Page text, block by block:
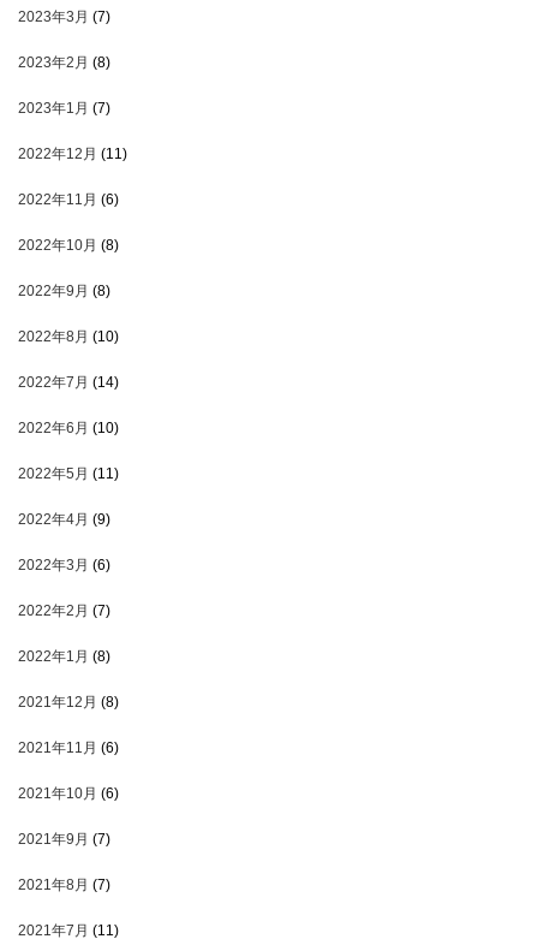
2023年3月 (7)
2023年2月 (8)
2023年1月 (7)
2022年12月 (11)
2022年11月 (6)
2022年10月 (8)
2022年9月 (8)
2022年8月 (10)
2022年7月 (14)
2022年6月 (10)
2022年5月 (11)
2022年4月 (9)
2022年3月 (6)
2022年2月 (7)
2022年1月 (8)
2021年12月 (8)
2021年11月 (6)
2021年10月 (6)
2021年9月 (7)
2021年8月 (7)
2021年7月 (11)